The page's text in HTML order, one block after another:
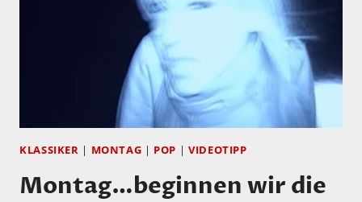
KLASSIKER | MONTAG | POP |VIDEOTIPP
Montag…beginnen wir die